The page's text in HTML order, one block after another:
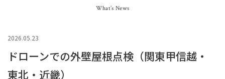
What’s News
2026.05.23
ドローンでの外壁屋根点検（関東甲信越・
東北・近畿）